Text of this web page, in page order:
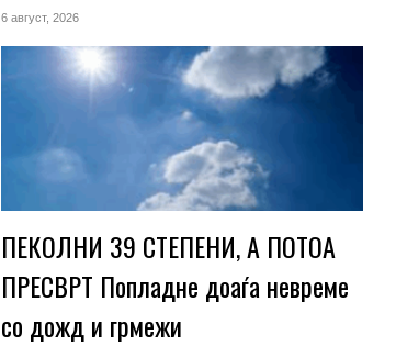
6 август, 2026
ПЕКОЛНИ 39 СТЕПЕНИ, А ПОТОА
ПРЕСВРТ Попладне доаѓа невреме
со дожд и грмежи